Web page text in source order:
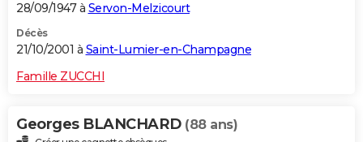
28/09/1947 à Servon-Melzicourt
Décès
21/10/2001 à Saint-Lumier-en-Champagne
Famille ZUCCHI
Georges BLANCHARD (88 ans)